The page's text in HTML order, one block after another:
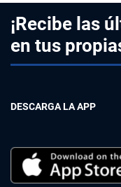
¡Recibe las
en tus
DESCARGA LA APP